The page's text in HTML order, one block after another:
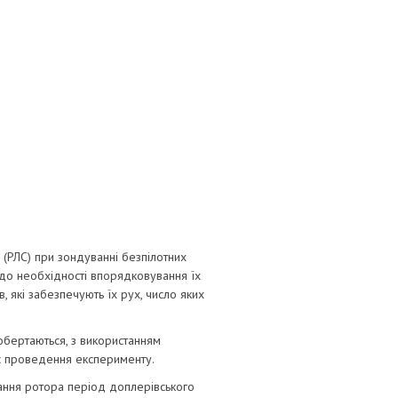
(РЛС) при зондуванні безпілотних
необхідності впорядковування їх
які забезпечують їх рух, число яких
з використанням
проведення експерименту.
ротора період доплерівського